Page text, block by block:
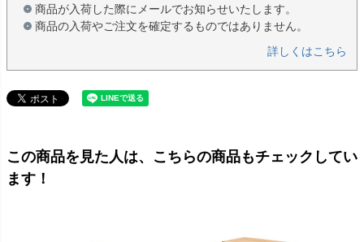
商品が入荷した際にメールでお知らせいたします。
商品の入荷やご注文を確定するものではありません。
詳しくはこちら
この商品を見た人は、こちらの商品もチェックしてい
ます！